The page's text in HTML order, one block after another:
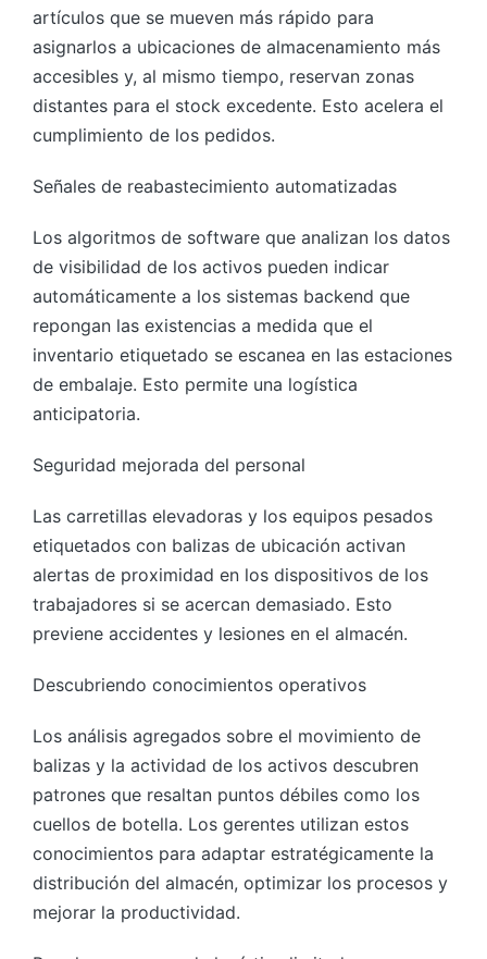
artículos que se mueven más rápido para
asignarlos a ubicaciones de almacenamiento más
accesibles y, al mismo tiempo, reservan zonas
distantes para el stock excedente. Esto acelera el
cumplimiento de los pedidos.
Señales de reabastecimiento automatizadas
Los algoritmos de software que analizan los datos
de visibilidad de los activos pueden indicar
automáticamente a los sistemas backend que
repongan las existencias a medida que el
inventario etiquetado se escanea en las estaciones
de embalaje. Esto permite una logística
anticipatoria.
Seguridad mejorada del personal
Las carretillas elevadoras y los equipos pesados
etiquetados con balizas de ubicación activan
alertas de proximidad en los dispositivos de los
trabajadores si se acercan demasiado. Esto
previene accidentes y lesiones en el almacén.
Descubriendo conocimientos operativos
Los análisis agregados sobre el movimiento de
balizas y la actividad de los activos descubren
patrones que resaltan puntos débiles como los
cuellos de botella. Los gerentes utilizan estos
conocimientos para adaptar estratégicamente la
distribución del almacén, optimizar los procesos y
mejorar la productividad.